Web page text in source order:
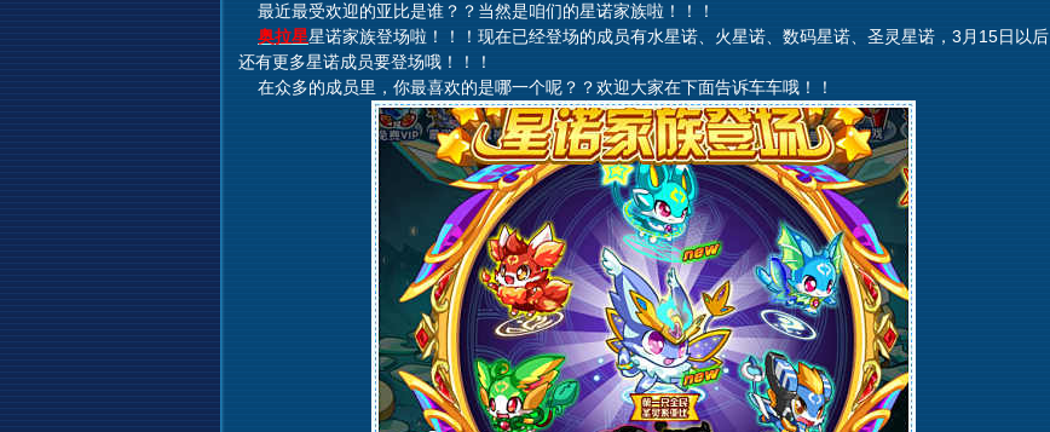
最近最受欢迎的亚比是谁？？当然是咱们的星诺家族啦！！！
奥拉星星诺家族登场啦！！！现在已经登场的成员有水星诺、火星诺、数码星诺、圣灵星诺，3月15日以后
还有更多星诺成员要登场哦！！！
在众多的成员里，你最喜欢的是哪一个呢？？欢迎大家在下面告诉车车哦！！